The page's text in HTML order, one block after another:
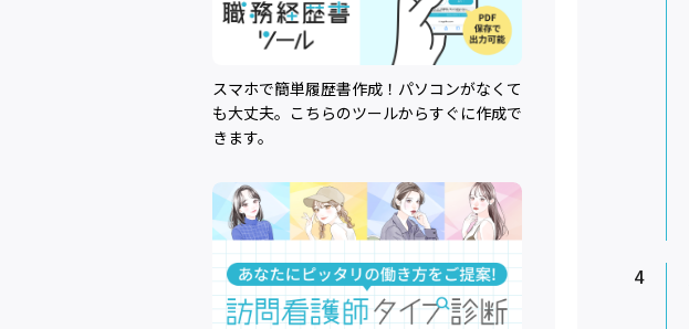
4
スマホで簡単履歴書作成！パソコンがなくて
も大丈夫。こちらのツールからすぐに作成で
きます。